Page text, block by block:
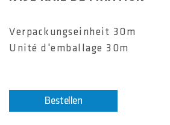
Verpackungseinheit 30m
Unité d'emballage 30m
Bestellen